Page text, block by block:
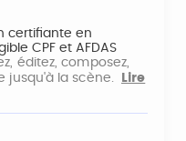
certifiante en
CPF et AFDAS
éditez, composez,
jusqu'à la scène.
Lire